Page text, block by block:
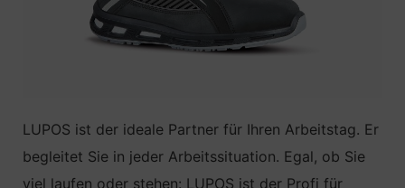
LUPOS ist der ideale Partner für Ihren Arbeitstag. Er
begleitet Sie in jeder Arbeitssituation. Egal, ob Sie
viel laufen oder stehen: LUPOS ist der Profi für